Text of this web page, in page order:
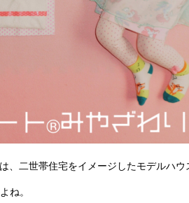
、二世帯住宅をイメージしたモデルハウ
ね。